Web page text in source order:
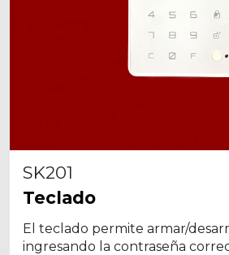
SK201
Teclado
El teclado permite armar/
ingresando la contraseña